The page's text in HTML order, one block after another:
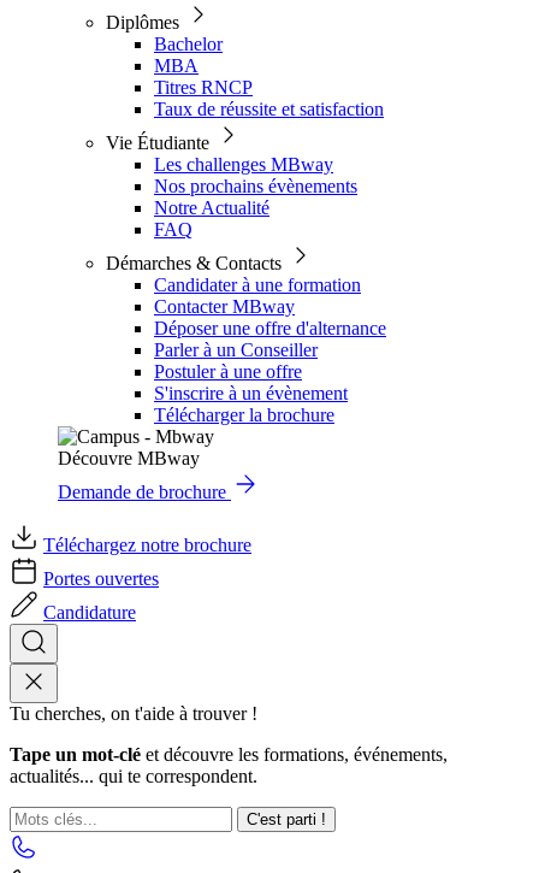
Diplômes
Bachelor
MBA
Titres RNCP
Taux de réussite et satisfaction
Vie Étudiante
Les challenges MBway
Nos prochains évènements
Notre Actualité
FAQ
Démarches & Contacts
Candidater à une formation
Contacter MBway
Déposer une offre d'alternance
Parler à un Conseiller
Postuler à une offre
S'inscrire à un évènement
Télécharger la brochure
Découvre MBway
Demande de brochure
Téléchargez notre brochure
Portes ouvertes
Candidature
Tu cherches, on t'aide à trouver !
Tape un mot-clé et découvre les formations, événements,
actualités... qui te correspondent.
C'est parti !